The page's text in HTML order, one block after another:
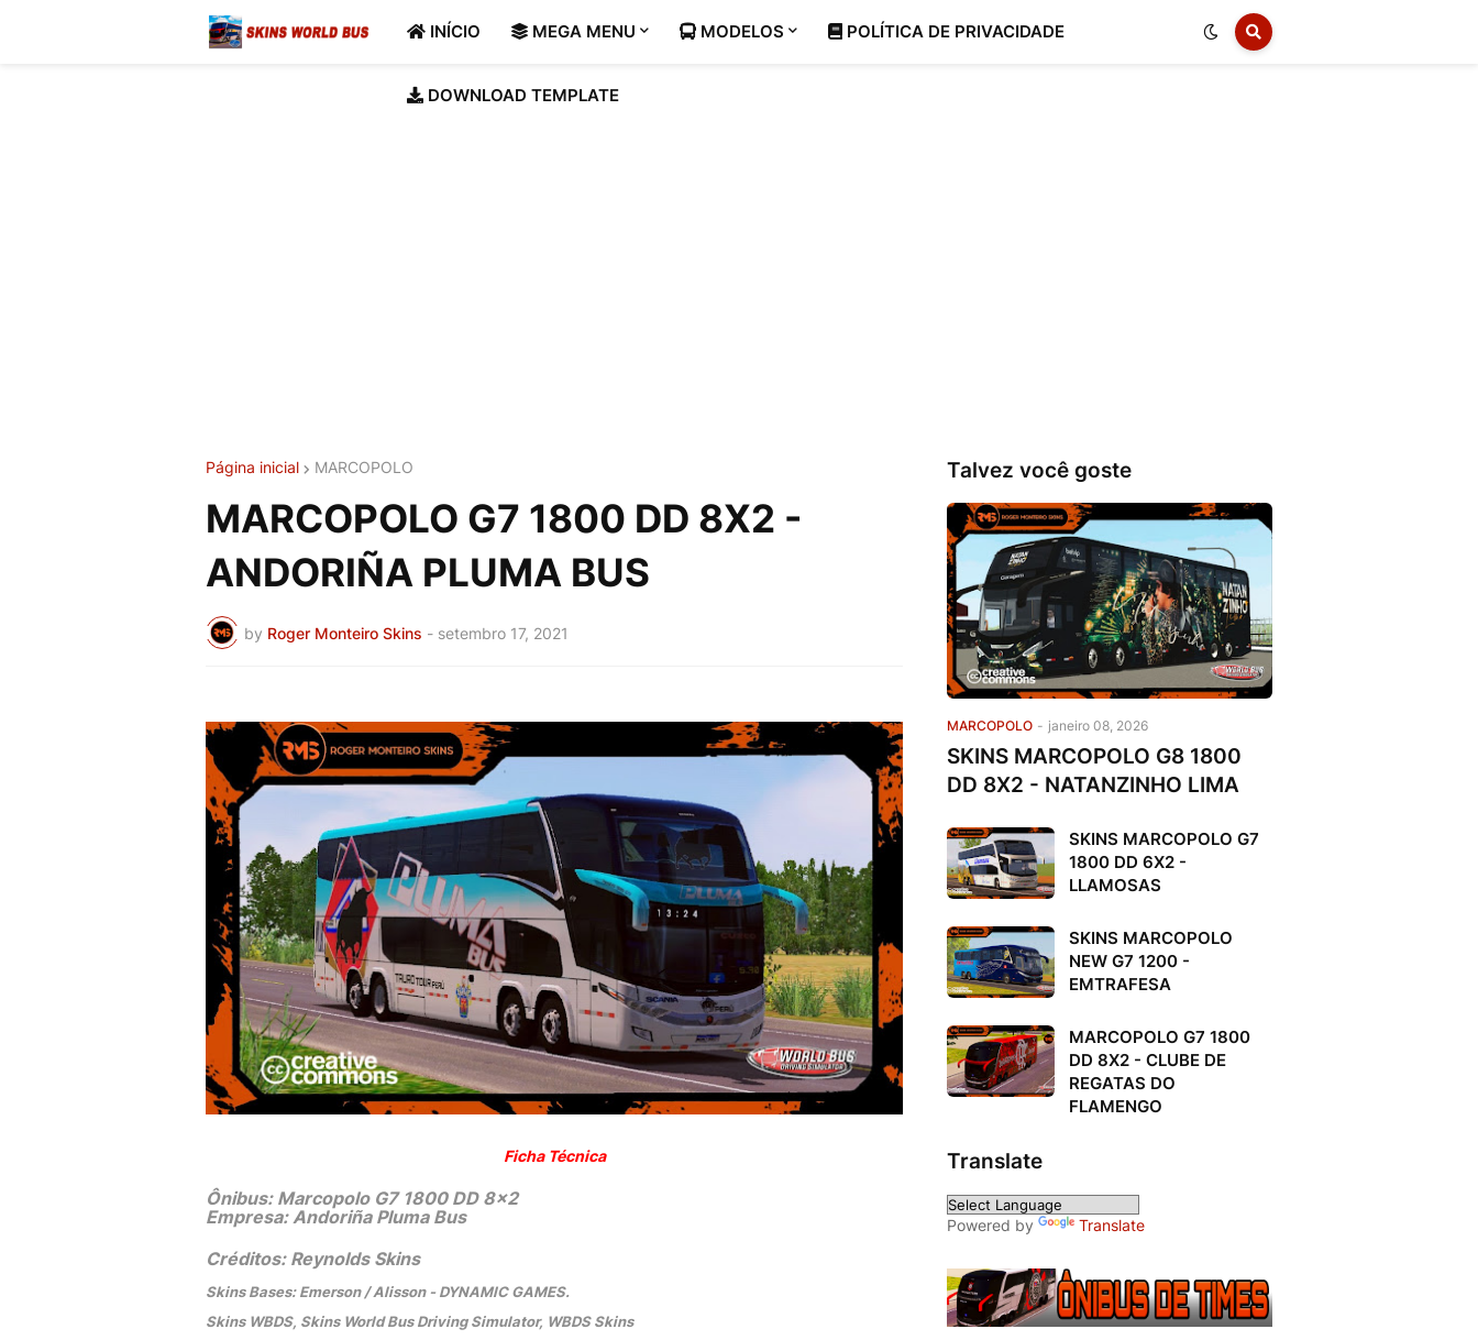
INÍCIO MEGA MENU MODELOS POLÍTICA DE PRIVACIDADE
DOWNLOAD TEMPLATE
Página inicial MARCOPOLO
MARCOPOLO G7 1800 DD 8X2 -
ANDORIÑA PLUMA BUS
by Roger Monteiro Skins - setembro 17, 2021
Ficha Técnica
Ônibus: Marcopolo G7 1800 DD 8x2
Empresa: Andoriña Pluma Bus
Créditos: Reynolds Skins
Skins Bases: Emerson / Alisson - DYNAMIC GAMES.
Skins WBDS, Skins World Bus Driving Simulator, WBDS Skins
Talvez você goste
MARCOPOLO - janeiro 08, 2026
SKINS MARCOPOLO G8 1800
DD 8X2 - NATANZINHO LIMA
SKINS MARCOPOLO G7
1800 DD 6X2 -
LLAMOSAS
SKINS MARCOPOLO
NEW G7 1200 -
EMTRAFESA
MARCOPOLO G7 1800
DD 8X2 - CLUBE DE
REGATAS DO
FLAMENGO
Translate
Powered by Translate